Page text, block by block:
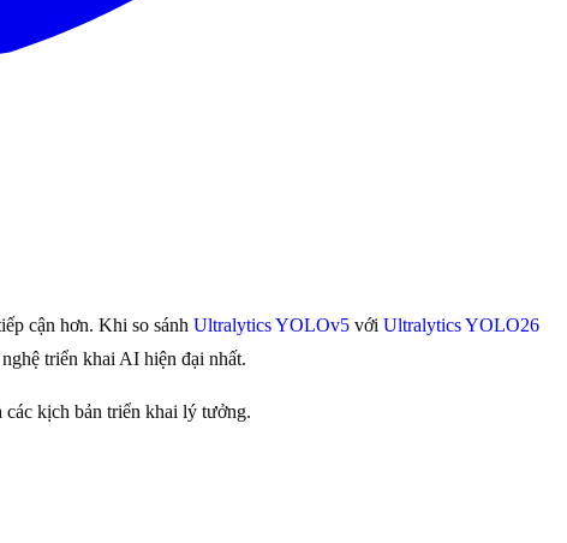
cận hơn. Khi so sánh Ultralytics YOLOv5 với Ultralytics YOLO26
triển khai AI hiện đại nhất.
các kịch bản triển khai lý tưởng.